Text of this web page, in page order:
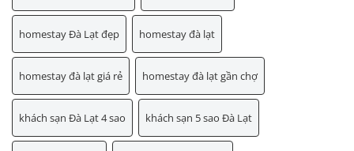
homestay Đà Lạt đẹp homestay đà lạt
homestay đà lạt giá rẻ homestay đà lạt gần chợ
khách sạn Đà Lạt 4 sao khách sạn 5 sao Đà Lạt